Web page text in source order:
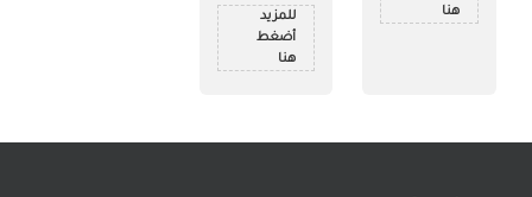
هنا
للمزيد
أضغط
هنا